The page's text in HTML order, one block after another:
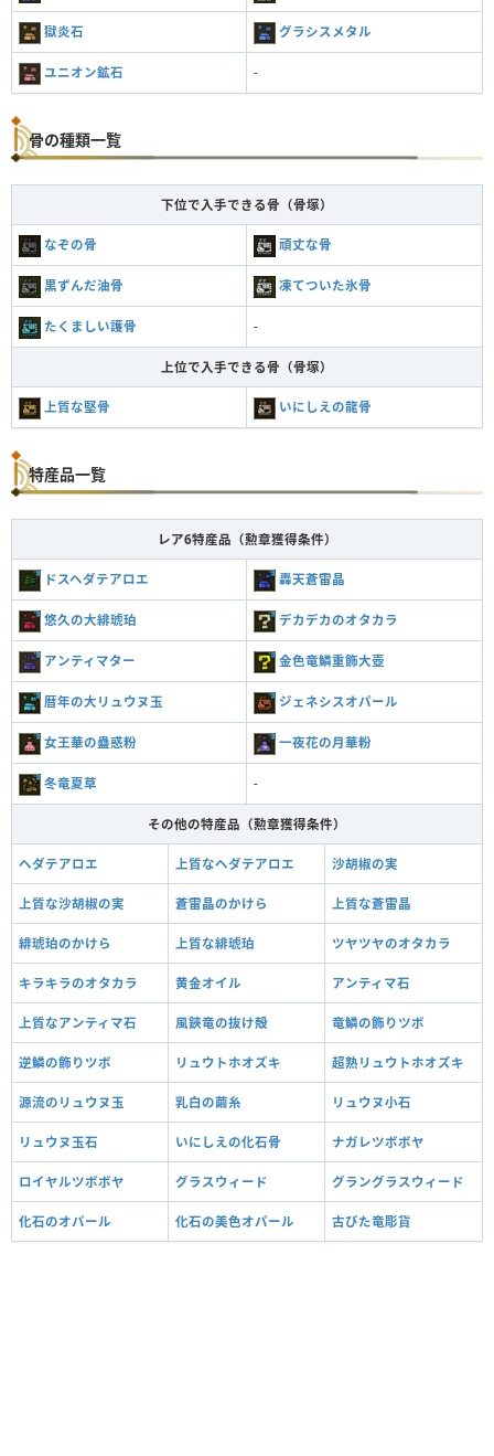
獄炎石 グラシスメタル
ユニオン鉱石 -
骨の種類一覧
下位で入手できる骨（骨塚）
なぞの骨 頑丈な骨
黒ずんだ油骨 凍てついた氷骨
たくましい護骨 -
上位で入手できる骨（骨塚）
上質な堅骨 いにしえの龍骨
特産品一覧
レア6特産品（勲章獲得条件）
ドスヘダテアロエ 轟天蒼雷晶
悠久の大緋琥珀 デカデカのオタカラ
アンティマター 金色竜鱗重飾大壺
暦年の大リュウヌ玉 ジェネシスオパール
女王華の蠱惑粉 一夜花の月華粉
冬竜夏草 -
その他の特産品（勲章獲得条件）
ヘダテアロエ 上質なヘダテアロエ 沙胡椒の実
上質な沙胡椒の実 蒼雷晶のかけら 上質な蒼雷晶
緋琥珀のかけら 上質な緋琥珀 ツヤツヤのオタカラ
キラキラのオタカラ 黄金オイル アンティマ石
上質なアンティマ石 風鋏竜の抜け殻 竜鱗の飾りツボ
逆鱗の飾りツボ リュウトホオズキ 超熟リュウトホオズキ
源流のリュウヌ玉 乳白の繭糸 リュウヌ小石
リュウヌ玉石 いにしえの化石骨 ナガレツボボヤ
ロイヤルツボボヤ グラスウィード グラングラスウィード
化石のオパール 化石の美色オパール 古びた竜彫貨